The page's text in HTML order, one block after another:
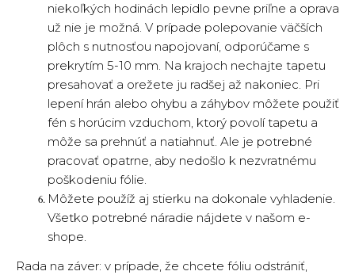
niekoľkých hodinách lepidlo pevne priľne a oprava
už nie je možná. V prípade polepovanie väčších
plôch s nutnosťou napojovaní, odporúčame s
prekrytím 5-10 mm. Na krajoch nechajte tapetu
presahovať a orežete ju radšej až nakoniec. Pri
lepení hrán alebo ohybu a záhybov môžete použiť
fén s horúcim vzduchom, ktorý povolí tapetu a
môže sa prehnúť a natiahnuť. Ale je potrebné
pracovať opatrne, aby nedošlo k nezvratnému
poškodeniu fólie.
Môžete použíž aj stierku na dokonale vyhladenie.
Všetko potrebné náradie nájdete v našom e-
shope.
Rada na záver: v prípade, že chcete fóliu odstrániť,